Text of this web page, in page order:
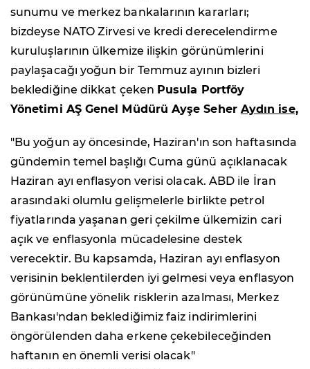
sunumu ve merkez bankalarının kararları;
bizdeyse NATO Zirvesi ve kredi derecelendirme
kuruluşlarının ülkemize ilişkin görünümlerini
paylaşacağı yoğun bir Temmuz ayının bizleri
beklediğine dikkat çeken Pusula Portföy
Yönetimi AŞ Genel Müdürü Ayşe Seher Aydın ise,
"Bu yoğun ay öncesinde, Haziran'ın son haftasında
gündemin temel başlığı Cuma günü açıklanacak
Haziran ayı enflasyon verisi olacak. ABD ile İran
arasındaki olumlu gelişmelerle birlikte petrol
fiyatlarında yaşanan geri çekilme ülkemizin cari
açık ve enflasyonla mücadelesine destek
verecektir. Bu kapsamda, Haziran ayı enflasyon
verisinin beklentilerden iyi gelmesi veya enflasyon
görünümüne yönelik risklerin azalması, Merkez
Bankası'ndan beklediğimiz faiz indirimlerini
öngörülenden daha erkene çekebileceğinden
haftanın en önemli verisi olacak"